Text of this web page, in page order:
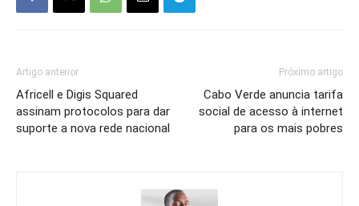
Artigo anterior
Africell e Digis Squared
assinam protocolos para dar
suporte a nova rede nacional
Próximo artigo
Cabo Verde anuncia tarifa
social de acesso à internet
para os mais pobres